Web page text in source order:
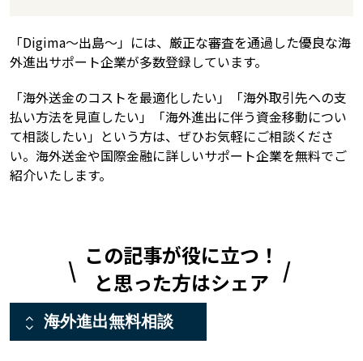
「Digima〜出島〜」には、厳正な審査を通過した優良な海
外進出サポート企業が多数登録しています。
「海外送金のコストを最適化したい」「海外取引先への支
払い方法を見直したい」「海外進出に伴う資金移動につい
て相談したい」という方は、ぜひお気軽にご相談くださ
い。海外送金や国際金融に詳しいサポート企業を無料でご
紹介いたします。
この記事が役に立つ！
と思った方はシェア
海外進出無料相談